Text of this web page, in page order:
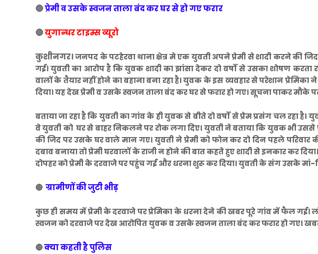
🔴प्रेमी व उसके स्वजन ताला बंद कर घर से हो गए फरार
🔴युगान्धर टाइम्स व्यूरो
कुशीनगर।जनपद के पटहेरवा थाना क्षेत्र मे एक युवती अपने प्रेमी से शादी करने की
गई। युवती का आरोप है कि युवक शादी का झांसा देकर दो वर्षों से उसका शोषण करता
वालों के तैयार नहीं होने का बहाना बना रहा है। युवक के इस व्यवहार से परेशान प्रेमिका
दिया। यह देख प्रेमी व उसके स्वजन ताला बंद कर घर से फरार हो गए। सूचना पाकर मौके
बताया जा रहा है कि युवती का गांव के ही युवक से बीते दो वर्षों से प्रेम प्रसंग चल रहा
वे युवती को घर से बाहर निकलने पर रोक लगा दिए। युवती ने बताया कि युवक भी उससे
की जिद पर उसके घर वाले मान गए। युवती ने प्रेमी को फोन कर दो दिन पहले परिवार
दबाव बनाया तो प्रेमी घरवालों के राजी न होने की बात कहते हुए शादी से इनकार कर
दोपहर को प्रेमी के दरवाजे पर पहुंच गई और धरना शुरू कर दिया। युवती के संग उसके मां-
🔴 ग्रामीणों की जुटी भीड़
कुछ ही समय में प्रेमी के दरवाजे पर प्रेमिका के धरना देने की खबर पूरे गांव में फैल गई।
स्वजन को दरवाजे पर देख आरोपित युवक व उसके स्वजन ताला बंद कर फरार हो गए।
🔴क्या कहती है पुलिस